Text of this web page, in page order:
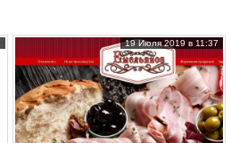
19 Июля 2019 в 11:37